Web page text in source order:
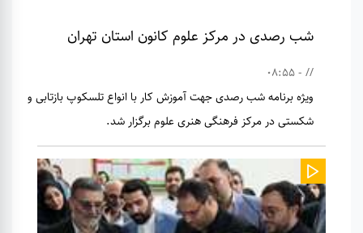
شب رصدی در مرکز علوم کانون استان تهران
// - 08:55
ویژه برنامه شب رصدی جهت آموزش کار با انواع تلسکوپ بازتابی و
شکستی در مرکز فرهنگی هنری علوم برگزار شد.